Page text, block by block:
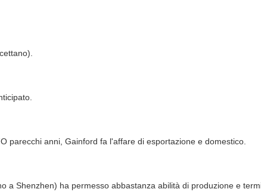
parecchi anni, Gainford fa l'affare di esportazione e domestico.
a Shenzhen) ha permesso abbastanza abilità di produzione e